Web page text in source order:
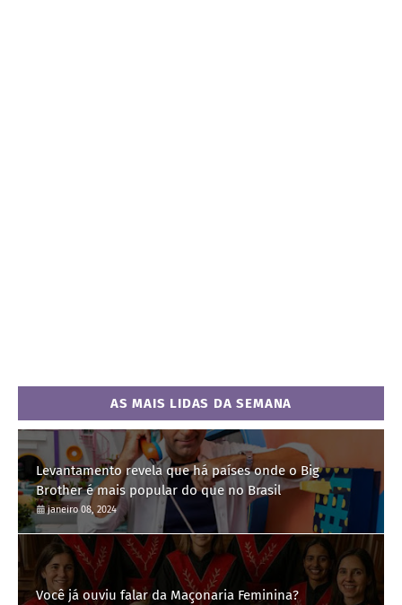
AS MAIS LIDAS DA SEMANA
Levantamento revela que há países onde o Big
Brother é mais popular do que no Brasil
janeiro 08, 2024
Você já ouviu falar da Maçonaria Feminina?